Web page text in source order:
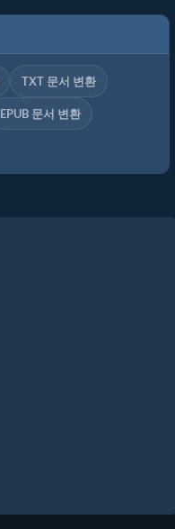
TXT 문서 변환
EPUB 문서 변환